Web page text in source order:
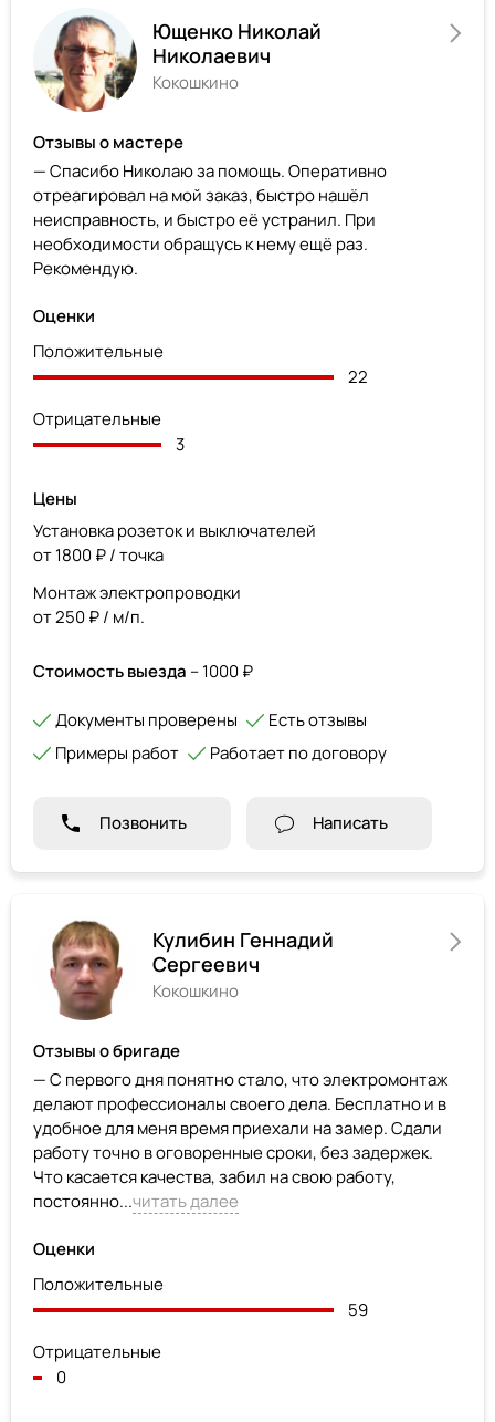
Ющенко Николай
Николаевич
Кокошкино
Отзывы о мастере
— Спасибо Николаю за помощь. Оперативно
отреагировал на мой заказ, быстро нашёл
неисправность, и быстро её устранил. При
необходимости обращусь к нему ещё раз.
Рекомендую.
Оценки
Положительные
22
Отрицательные
3
Цены
Установка розеток и выключателей
от 1800 ₽ / точка
Монтаж электропроводки
от 250 ₽ / м/п.
Стоимость выезда – 1000 ₽
Документы проверены
Есть отзывы
Примеры работ
Работает по договору
Позвонить Написать
Кулибин Геннадий
Сергеевич
Кокошкино
Отзывы о бригаде
— С первого дня понятно стало, что электромонтаж
делают профессионалы своего дела. Бесплатно и в
удобное для меня время приехали на замер. Сдали
работу точно в оговоренные сроки, без задержек.
Что касается качества, забил на свою работу,
постоянно...читать далее
Оценки
Положительные
59
Отрицательные
0